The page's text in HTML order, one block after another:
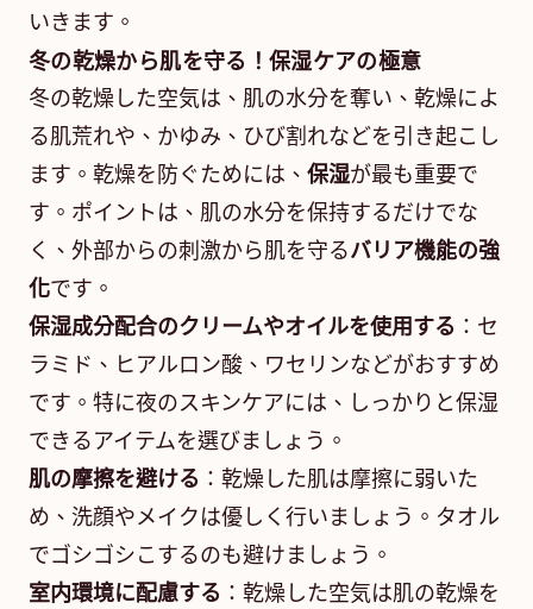
いきます。
冬の乾燥から肌を守る！保湿ケアの極意
冬の乾燥した空気は、肌の水分を奪い、乾燥によ
る肌荒れや、かゆみ、ひび割れなどを引き起こし
ます。乾燥を防ぐためには、 保湿が最も重要で
す。ポイントは、肌の水分を保持するだけでな
く、外部からの刺激から肌を守るバリア機能の強
化です。
保湿成分配合のクリームやオイルを使用する ：セ
ラミド、ヒアルロン酸、ワセリンなどがおすすめ
です。特に夜のスキンケアには、しっかりと保湿
できるアイテムを選びましょう。
肌の摩擦を避ける ：乾燥した肌は摩擦に弱いた
め、洗顔やメイクは優しく行いましょう。タオル
でゴシゴシこするのも避けましょう。
室内環境に配慮する ：乾燥した空気は肌の乾燥を